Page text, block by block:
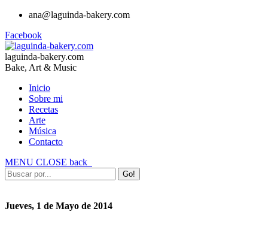
ana@laguinda-bakery.com
Facebook
laguinda-bakery.com
Bake, Art & Music
Inicio
Sobre mi
Recetas
Arte
Música
Contacto
MENU CLOSE back
Jueves, 1 de Mayo de 2014